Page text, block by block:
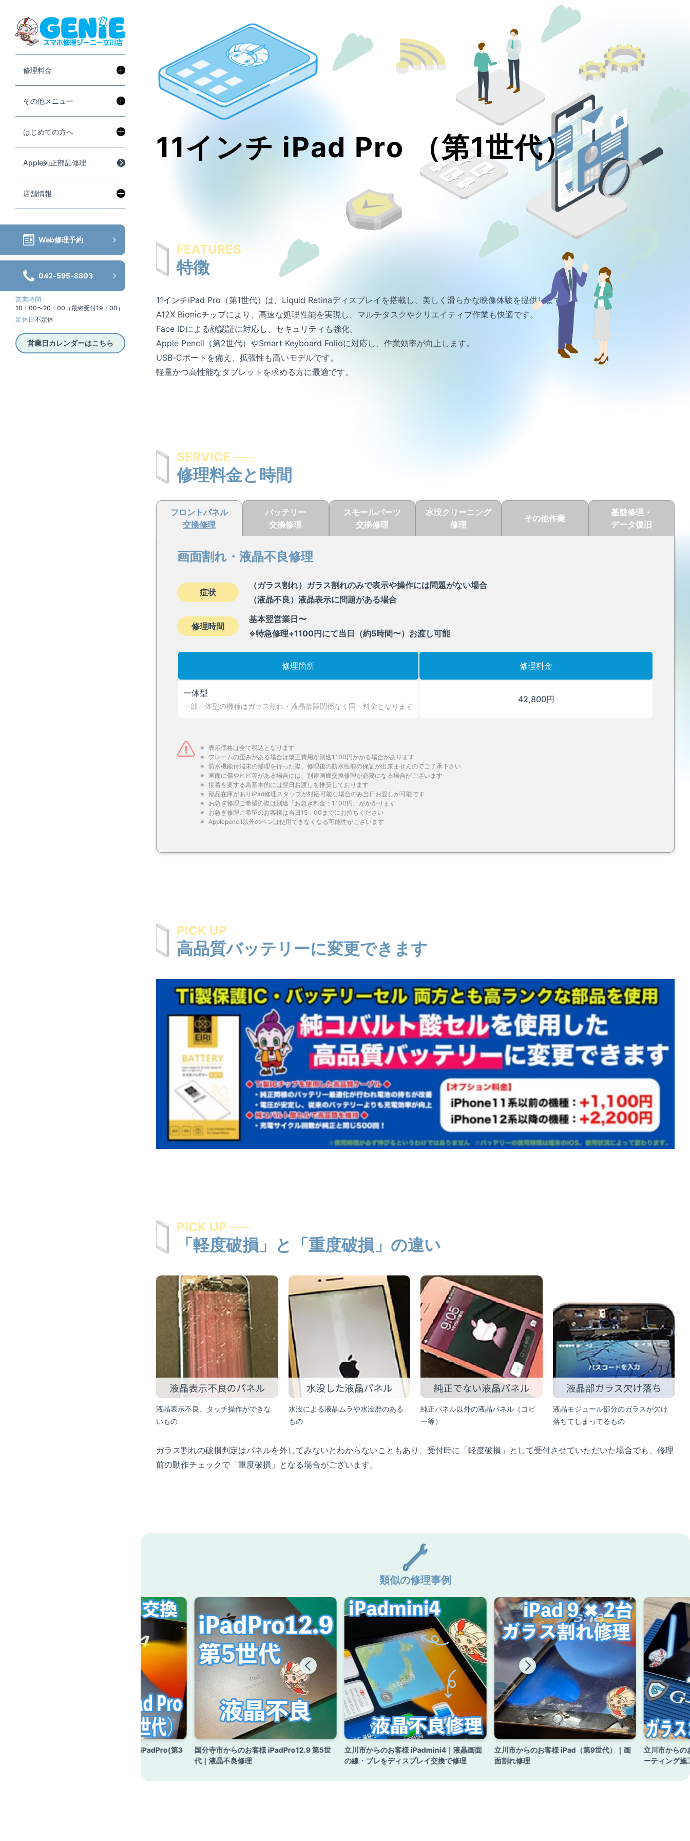
修理料金
その他メニュー
はじめての方へ
Apple純正部品修理
店舗情報
Web修理予約
042-595-8803
営業時間
10：00〜20：00（最終受付19：00）
定休日 不定休
営業日カレンダーはこちら
11インチ iPad Pro （第1世代）
FEATURES
特徴
11インチiPad Pro（第1世代）は、Liquid Retinaディスプレイを搭載し、美しく滑らかな映像体験を提供します。
A12X Bionicチップにより、高速な処理性能を実現し、マルチタスクやクリエイティブ作業も快適です。
Face IDによる顔認証に対応し、セキュリティも強化。
Apple Pencil（第2世代）やSmart Keyboard Folioに対応し、作業効率が向上します。
USB-Cポートを備え、拡張性も高いモデルです。
軽量かつ高性能なタブレットを求める方に最適です。
SERVICE
修理料金と時間
フロントパネル
交換修理
バッテリー
交換修理
スモールパーツ
交換修理
水没クリーニング
修理
その他作業
基盤修理・
データ復旧
画面割れ・液晶不良修理
症状
（ガラス割れ）ガラス割れのみで表示や操作には問題がない場合
（液晶不良）液晶表示に問題がある場合
修理時間
基本翌営業日〜
※特急修理+1100円にて当日（約5時間〜）お渡し可能
修理箇所 修理料金
一体型
一部一体型の機種はガラス割れ・液晶故障関係なく同一料金となります
42,800円
表示価格は全て税込となります
フレームの歪みがある場合は矯正費用が別途1,100円かかる場合があります
防水機能付端末の修理を行った際、修理後の防水性能の保証が出来ませんのでご了承下さい
画面に傷やヒビ等がある場合には、別途画面交換修理が必要になる場合がございます
接着を要する為基本的には翌日お渡しを推奨しております
部品在庫がありiPad修理スタッフが対応可能な場合のみ当日お渡しが可能です
お急ぎ修理ご希望の際は別途「お急ぎ料金：1,100円」がかかります
お急ぎ修理ご希望のお客様は当日15：00までにお持ちください
Applepencil以外のペンは使用できなくなる可能性がございます
PICK UP
高品質バッテリーに変更できます
PICK UP
「軽度破損」と「重度破損」の違い
液晶表示不良、タッチ操作ができな
いもの
水没による液晶ムラや水没歴のある
もの
純正パネル以外の液晶パネル（コピ
ー等）
液晶モジュール部分のガラスが欠け
落ちてしまってるもの
ガラス割れの破損判定はパネルを外してみないとわからないこともあり、受付時に「軽度破損」として受付させていただいた場合でも、修理
前の動作チェックで「重度破損」となる場合がございます。
類似の修理事例
日野市からのお客様 11インチiPadPro(第3
国分寺市からのお客様 iPadPro12.9 第5世
代｜液晶不良修理
立川市からのお客様 iPadmini4｜液晶画面
の線・ブレをディスプレイ交換で修理
立川市からのお客様 iPad（第9世代）｜画
面割れ修理
立川市から
ーティング施